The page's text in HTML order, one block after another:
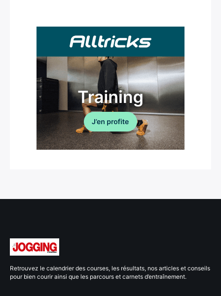
Retrouvez le calendrier des courses, les résultats, nos articles et conseils
pour bien courir ainsi que les parcours et carnets d’entraînement.